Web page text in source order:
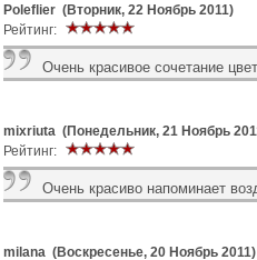
Poleflier (Вторник, 22 Ноябрь 2011)
Рейтинг:
Очень красивое сочетание
mixriuta (Понедельник, 21 Ноябрь
Рейтинг:
Очень красиво напоминает
milana (Воскресенье, 20 Ноябрь 2011)